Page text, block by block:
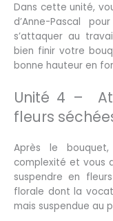
Dans cette unité,
d’Anne-Pascal
s’attaquer au
bien finir votre
bonne hauteur en
Unité 4 –
fleurs
Après le
complexité et vous
suspendre en
florale dont la
mais suspendue au